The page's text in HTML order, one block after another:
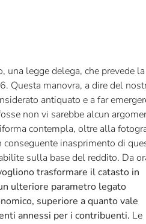
una legge delega, che prevede la
Questa manovra, a dire del
antiquato e a far
non vi sarebbe alcun
contempla, oltre alla
inasprimento di
sulla base del reddito. Da
trasformare il catasto in
ulteriore parametro legato
superiore a quanto vale
annessi per i contribuenti. Le